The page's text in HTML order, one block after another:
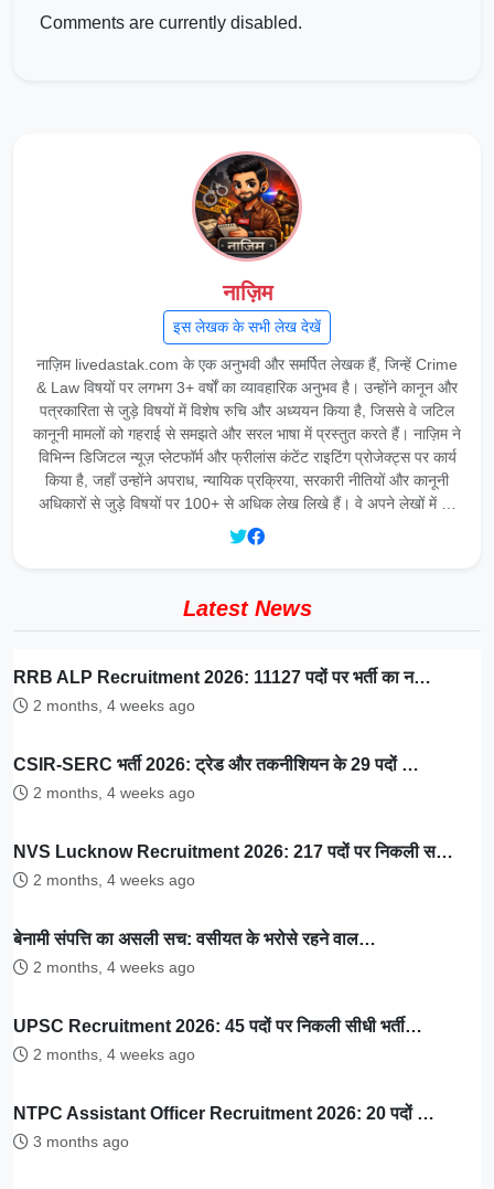
Comments are currently disabled.
नाज़िम
इस लेखक के सभी लेख देखें
नाज़िम livedastak.com के एक अनुभवी और समर्पित लेखक हैं, जिन्हें Crime
& Law विषयों पर लगभग 3+ वर्षों का व्यावहारिक अनुभव है। उन्होंने कानून और
पत्रकारिता से जुड़े विषयों में विशेष रुचि और अध्ययन किया है, जिससे वे जटिल
कानूनी मामलों को गहराई से समझते और सरल भाषा में प्रस्तुत करते हैं। नाज़िम ने
विभिन्न डिजिटल न्यूज़ प्लेटफॉर्म और फ्रीलांस कंटेंट राइटिंग प्रोजेक्ट्स पर कार्य
किया है, जहाँ उन्होंने अपराध, न्यायिक प्रक्रिया, सरकारी नीतियों और कानूनी
अधिकारों से जुड़े विषयों पर 100+ से अधिक लेख लिखे हैं। वे अपने लेखों में …
Latest News
RRB ALP Recruitment 2026: 11127 पदों पर भर्ती का न…
2 months, 4 weeks ago
CSIR-SERC भर्ती 2026: ट्रेड और तकनीशियन के 29 पदों …
2 months, 4 weeks ago
NVS Lucknow Recruitment 2026: 217 पदों पर निकली स…
2 months, 4 weeks ago
बेनामी संपत्ति का असली सच: वसीयत के भरोसे रहने वाल…
2 months, 4 weeks ago
UPSC Recruitment 2026: 45 पदों पर निकली सीधी भर्ती…
2 months, 4 weeks ago
NTPC Assistant Officer Recruitment 2026: 20 पदों …
3 months ago